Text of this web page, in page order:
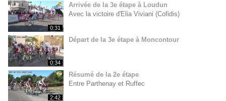
0:31
Arrivée de la 3e étape à Loudun
Avec la victoire d'Elia Viviani (Cofidis)
0:34
Départ de la 3e étape à Moncontour
2:42
Résumé de la 2e étape
Entre Parthenay et Ruffec